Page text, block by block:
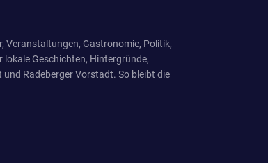
Veranstaltungen, Gastronomie, Politik,
Geschichten, Hintergründe,
Radeberger Vorstadt. So bleibt die